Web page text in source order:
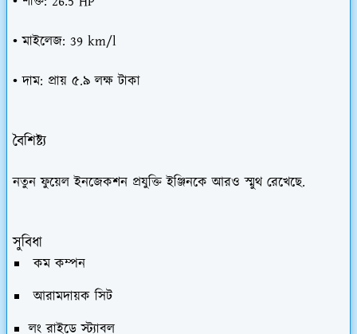
• মাইলেজ: 39 km/l
• দাম: প্রায় ৫.৯ লক্ষ টাকা
বৈশিষ্ট্য
নতুন ফুয়েল ইনজেকশন প্রযুক্তি ইঞ্জিনকে আরও স্মুথ রেখেছে.
সুবিধা
কম কম্পন
আরামদায়ক সিট
লং রাইডে স্ট্যাবল